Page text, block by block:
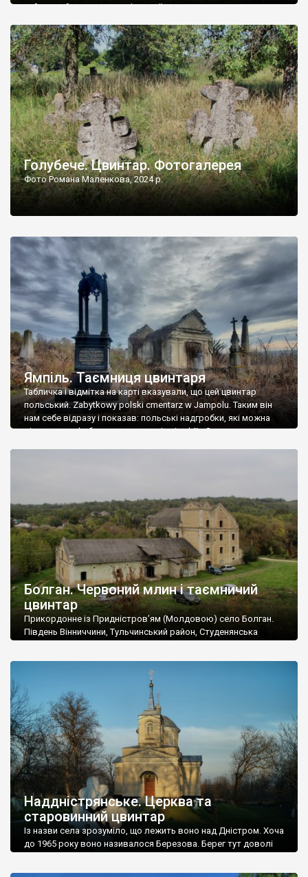
найкращий регулятор шкідливої, для старих кладовищ,
бруньками, кози ті бруньки обгризають, бо то улюблений
делікатес. На цвинтарі у Голубечому ціла колекція
різноманітних форм хрестів. Село відносно невелике, […]
Голубече. Цвинтар. Фотогалерея
Фото Романа Маленкова, 2024 р.
Ямпіль. Таємниця цвинтаря
Табличка і відмітка на карті вказували, що цей цвинтар
польський. Zabytkowy polski cmentarz w Jampolu. Таким він
нам себе відразу і показав: польські надгробки, які можна
віднести до фабричних, польські епітафії… Загалом цвинтар
Болган. Червоний млин і таємничий
цвинтар
Прикордонне із Придністров’ям (Молдовою) село Болган.
Південь Вінниччини, Тульчинський район, Студенянська
старовинний цвинтар із кам’яними хрестами. Всі епітафії, які
збереглися, написані кирилицею, церковнослов’янською
мовою. За всіма традиційними ознаками – цвинтар
український. Хрести датуються 19 століттям. У 1924-1940
роках Болган […]
Наддністрянське. Церква та
старовинний цвинтар
Із назви села зрозуміло, що лежить воно над Дністром. Хоча
до 1965 року воно називалося Березова. Берег тут доволі